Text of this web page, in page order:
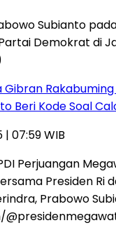
Gibran Rakabuming
Beri Kode Soal
07:59 WIB